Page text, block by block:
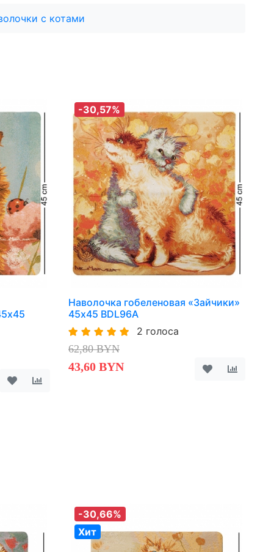
с котами
-30,57%
Наволочка гобеленовая «Зайчики»
45х45 BDL96A
2 голоса
62,80 BYN
43,60 BYN
-30,66%
Хит